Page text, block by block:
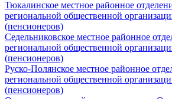
Тюкалинское местное районное
региональной общественной
(пенсионеров)
Седельниковское местное районное
региональной общественной
(пенсионеров)
Руско-Полянское местное районное
региональной общественной
(пенсионеров)